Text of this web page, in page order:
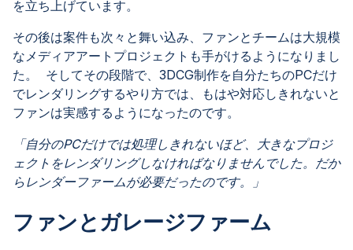
を立ち上げています。
その後は案件も次々と舞い込み、ファンとチームは大規模
なメディアアートプロジェクトも手がけるようになりまし
た。 そしてその段階で、3DCG制作を自分たちのPCだけ
でレンダリングするやり方では、もはや対応しきれないと
ファンは実感するようになったのです。
「自分のPCだけでは処理しきれないほど、大きなプロジ
ェクトをレンダリングしなければなりませんでした。だか
らレンダーファームが必要だったのです。」
ファンとガレージファーム